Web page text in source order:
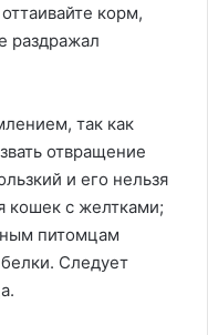
корм,
раздражал
так как
отвращение
и его нельзя
кошек с желтками;
питомцам
Следует